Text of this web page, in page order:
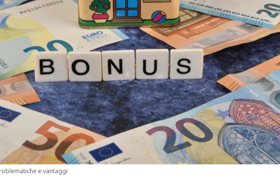
e vantaggi